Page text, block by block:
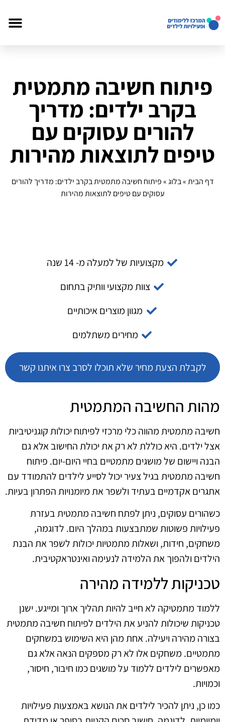
פיתוח חשיבה מתמטית
בקרב ילדים: מדריך
להורים עסוקים עם
טיפים לתוצאות מהירות
דף הבית»בלוג»פיתוח חשיבה מתמטית בקרב ילדים: מדריך להורים
עסוקים עם טיפים לתוצאות מהירות
מקצועיות של למעלה מ- 14 שנה
צוות מקצועי וותיק בתחום
מגוון מוצרים איכותיים
מחירים משתלמים
לקבלת הצעת מחיר שלא תוכלו לסרב צרו איתנו קשר
מהות החשיבה המתמטית
חשיבה מתמטית מהווה כלי מרכזי לפיתוח יכולות קוגניטיביות
אצל ילדים. היא כוללת לא רק את יכולת החישוב אלא גם
הבנה ויישום של מושגים מתמטיים בחיי היום-יום. פיתוח
חשיבה מתמטית בגיל צעיר יכול לסייע לילדים להתמודד עם
אתגרים אקדמיים בעתיד ולשפר את מיומנויות הפתרון בעיות.
כשהורים עסוקים, ניתן לפתח חשיבה מתמטית בעזרת
פעילויות פשוטות שמתבצעות במהלך היום. לדוגמה,
משחקים, חידות, ושאלות מתמטיות יכולות לשפר את הבנת
הילדים ולהפוך את הלמידה לנעימה ואינטראקטיבית.
טכניקות ללמידה מהירה
ללמוד מתמטיקה לא חייב להיות תהליך ארוך ומייגע. ישנן
טכניקות שיכולות להניע את הילדים לפיתוח חשיבה מתמטית
בצורה מהירה ויעילה. אחת מהן היא השימוש במשחקים
מתמטיים. משחקים אלו לא רק מספקים הנאה אלא גם
מאפשרים לילדים ללמוד על מושגים כמו חיבור, חיסור,
וכמויות.
כמו כן, ניתן להכיר לילדים את הנושא באמצעות פעילויות